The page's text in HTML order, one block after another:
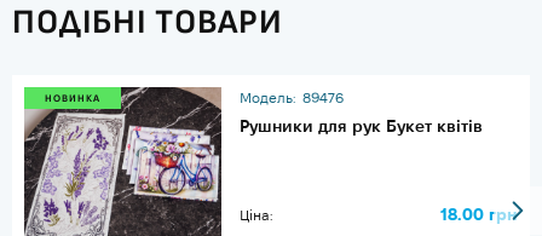
ПОДІБНІ ТОВАРИ
НОВИНКА Модель: 89476
Рушники для рук Букет квітів
Ціна: 18.00 грн